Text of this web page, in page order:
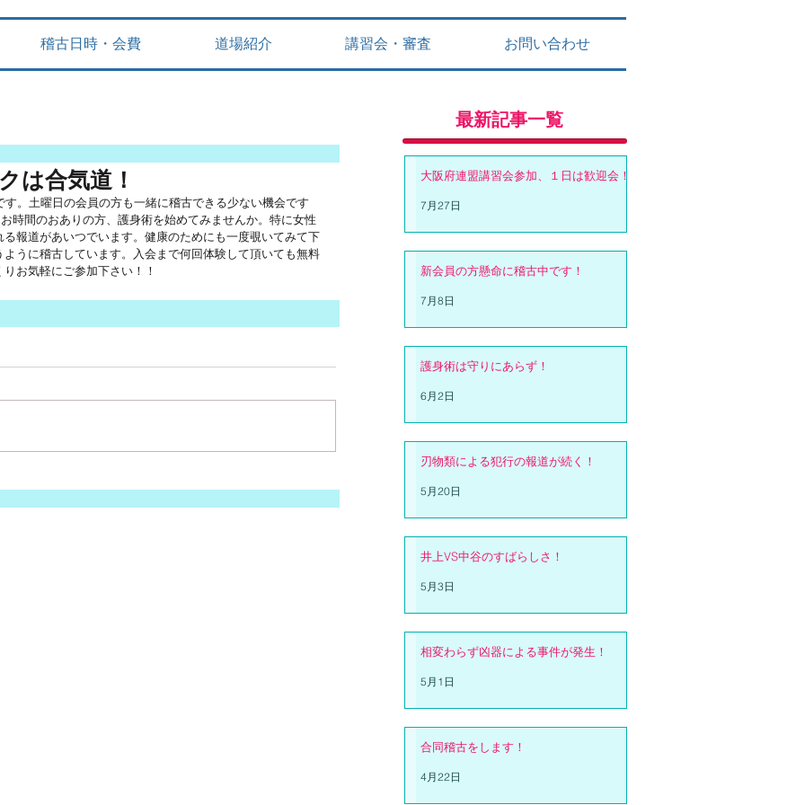
稽古日時・会費 道場紹介 講習会・審査 お問い合わせ
最新記事一覧
は合気道！
す。土曜日の会員の方も一緒に稽古できる少ない機会です
時間のおありの方、護身術を始めてみませんか。特に女性
報道があいつでいます。健康のためにも一度覗いてみて下
うに稽古しています。入会まで何回体験して頂いても無料
お気軽にご参加下さい！！
大阪府連盟講習会参加、１日は歓迎会！
7月27日
新会員の方懸命に稽古中です！
7月8日
護身術は守りにあらず！
6月2日
刃物類による犯行の報道が続く！
5月20日
井上VS中谷のすばらしさ！
5月3日
相変わらず凶器による事件が発生！
5月1日
合同稽古をします！
4月22日